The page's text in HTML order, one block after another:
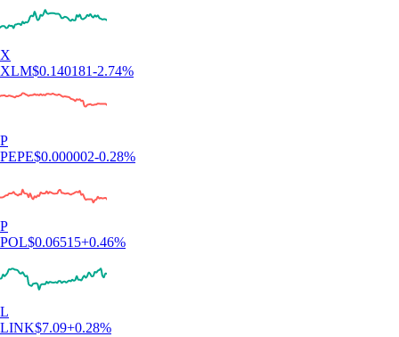
X
XLM$0.140181-2.74%
P
PEPE$0.000002-0.28%
P
POL$0.06515+0.46%
L
LINK$7.09+0.28%